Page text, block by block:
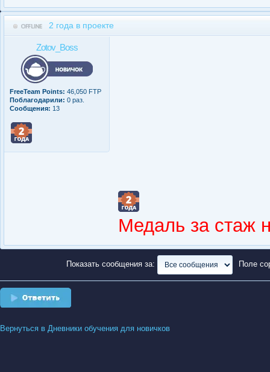
2 года в проекте
Zotov_Boss
FreeTeam Points: 46,050 FTP
Поблагодарили: 0 раз.
Сообщения: 13
Медаль за стаж
Показать сообщения за: Поле
Ответить
Вернуться в Дневники обучения для новичков